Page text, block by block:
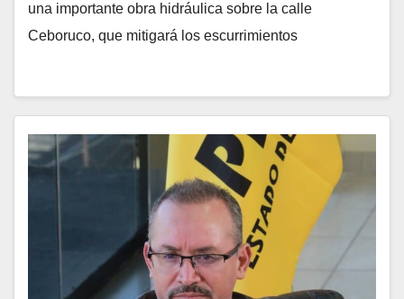
una importante obra hidráulica sobre la calle
Ceboruco, que mitigará los escurrimientos